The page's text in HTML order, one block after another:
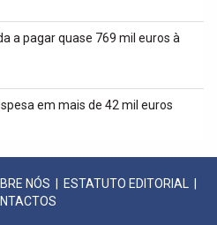
a pagar quase 769 mil euros à
em mais de 42 mil euros
NÓS ESTATUTO EDITORIAL